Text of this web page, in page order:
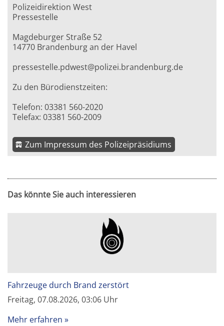
Polizeidirektion West
Pressestelle
Magdeburger Straße 52
14770 Brandenburg an der Havel
pressestelle.pdwest@polizei.brandenburg.de
Zu den Bürodienstzeiten:
Telefon: 03381 560-2020
Telefax: 03381 560-2009
Zum Impressum des Polizeipräsidiums
Das könnte Sie auch interessieren
Fahrzeuge durch Brand zerstört
Freitag, 07.08.2026, 03:06 Uhr
Mehr erfahren